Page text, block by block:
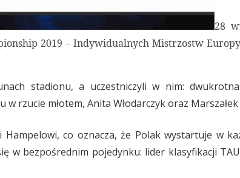
28
2019 – Indywidualnych Mistrzostw
stadionu, a uczestniczyli w nim:
rzucie młotem, Anita Włodarczyk oraz
Hampelowi, co oznacza, że Polak wystartuje
w bezpośrednim pojedynku: lider klasyfikacji